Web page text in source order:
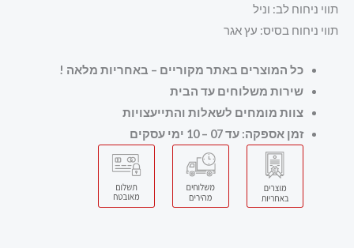
תווי ניחוח לב: וניל
תווי ניחוח בסיס: עץ אגר
כל המוצרים באתר מקוריים – באחריות מלאה !
שירות משלוחים עד הבית
צוות מומחים לשאלות והתייעצויות
זמן אספקה: עד 07 – 10 ימי עסקים